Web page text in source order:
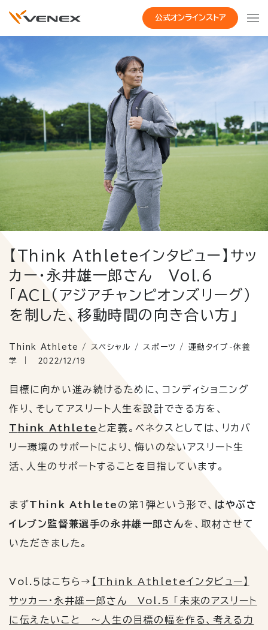
公式オンラインストア
【Think Athleteインタビュー】サッ
カー・永井雄一郎さん Vol.6
「ACL（アジアチャンピオンズリーグ）
を制した、移動時間の向き合い方」
Think Athlete / スペシャル / スポーツ / 運動タイプ-休養
学
2022/12/19
目標に向かい進み続けるために、コンディショニング
作り、そしてアスリート人生を設計できる方を、
T hink Athlete と定義。ベネクスとしては、リカバ
リー環境のサポートにより、悔いのないアスリート生
活、人生のサポートすることを目指しています。
まずThink Athlete の第1 弾という形で、 はやぶさ
イレブン監督兼選手の永井雄一郎さんを、取材させて
いただきました。
Vol.５ はこちら → 【Think Athleteインタビュー】
サッカー・永井雄一郎さん Vol.5 「未来のアスリート
に伝えたいこと ～人生の目標の幅を作る、考える力